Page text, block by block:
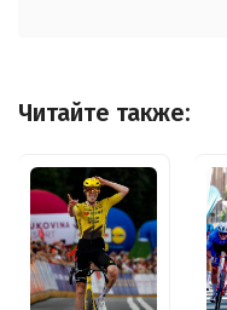
Читайте также: